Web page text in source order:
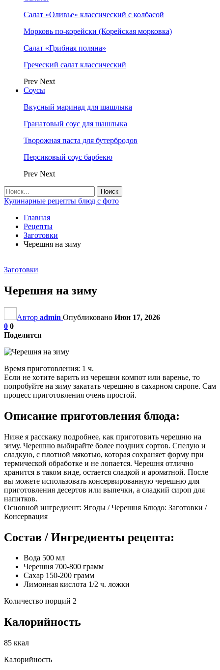
Салат «Оливье» классический с колбасой
Морковь по-корейски (Корейская морковка)
Салат «Грибная поляна»
Греческий салат классический
Prev Next
Соусы
Вкусный маринад для шашлыка
Гранатовый соус для шашлыка
Творожная паста для бутербродов
Персиковый соус барбекю
Prev Next
Кулинарные рецепты блюд с фото
Главная
Рецепты
Заготовки
Черешня на зиму
Заготовки
Черешня на зиму
Автор admin Опубликовано Июн 17, 2026
0 0
Поделится
Время приготовления: 1 ч.
Если не хотите варить из черешни компот или варенье, то
попробуйте на зиму закатать черешню в сахарном сиропе. Сам
процесс приготовления очень простой.
Описание приготовления блюда:
Ниже я расскажу подробнее, как приготовить черешню на
зиму. Черешню выбирайте более поздних сортов. Спелую и
сладкую, с плотной мякотью, которая сохраняет форму при
термической обработке и не лопается. Черешня отлично
хранится в таком виде, остается сладкой и ароматной. После
вы можете использовать консервированную черешню для
приготовления десертов или выпечки, а сладкий сироп для
напитков.
Основной ингредиент: Ягоды / Черешня Блюдо: Заготовки /
Консервация
Состав / Ингредиенты рецепта:
Вода 500 мл
Черешня 700-800 грамм
Сахар 150-200 грамм
Лимонная кислота 1/2 ч. ложки
Количество порций 2
Калорийность
85 ккал
Калорийность